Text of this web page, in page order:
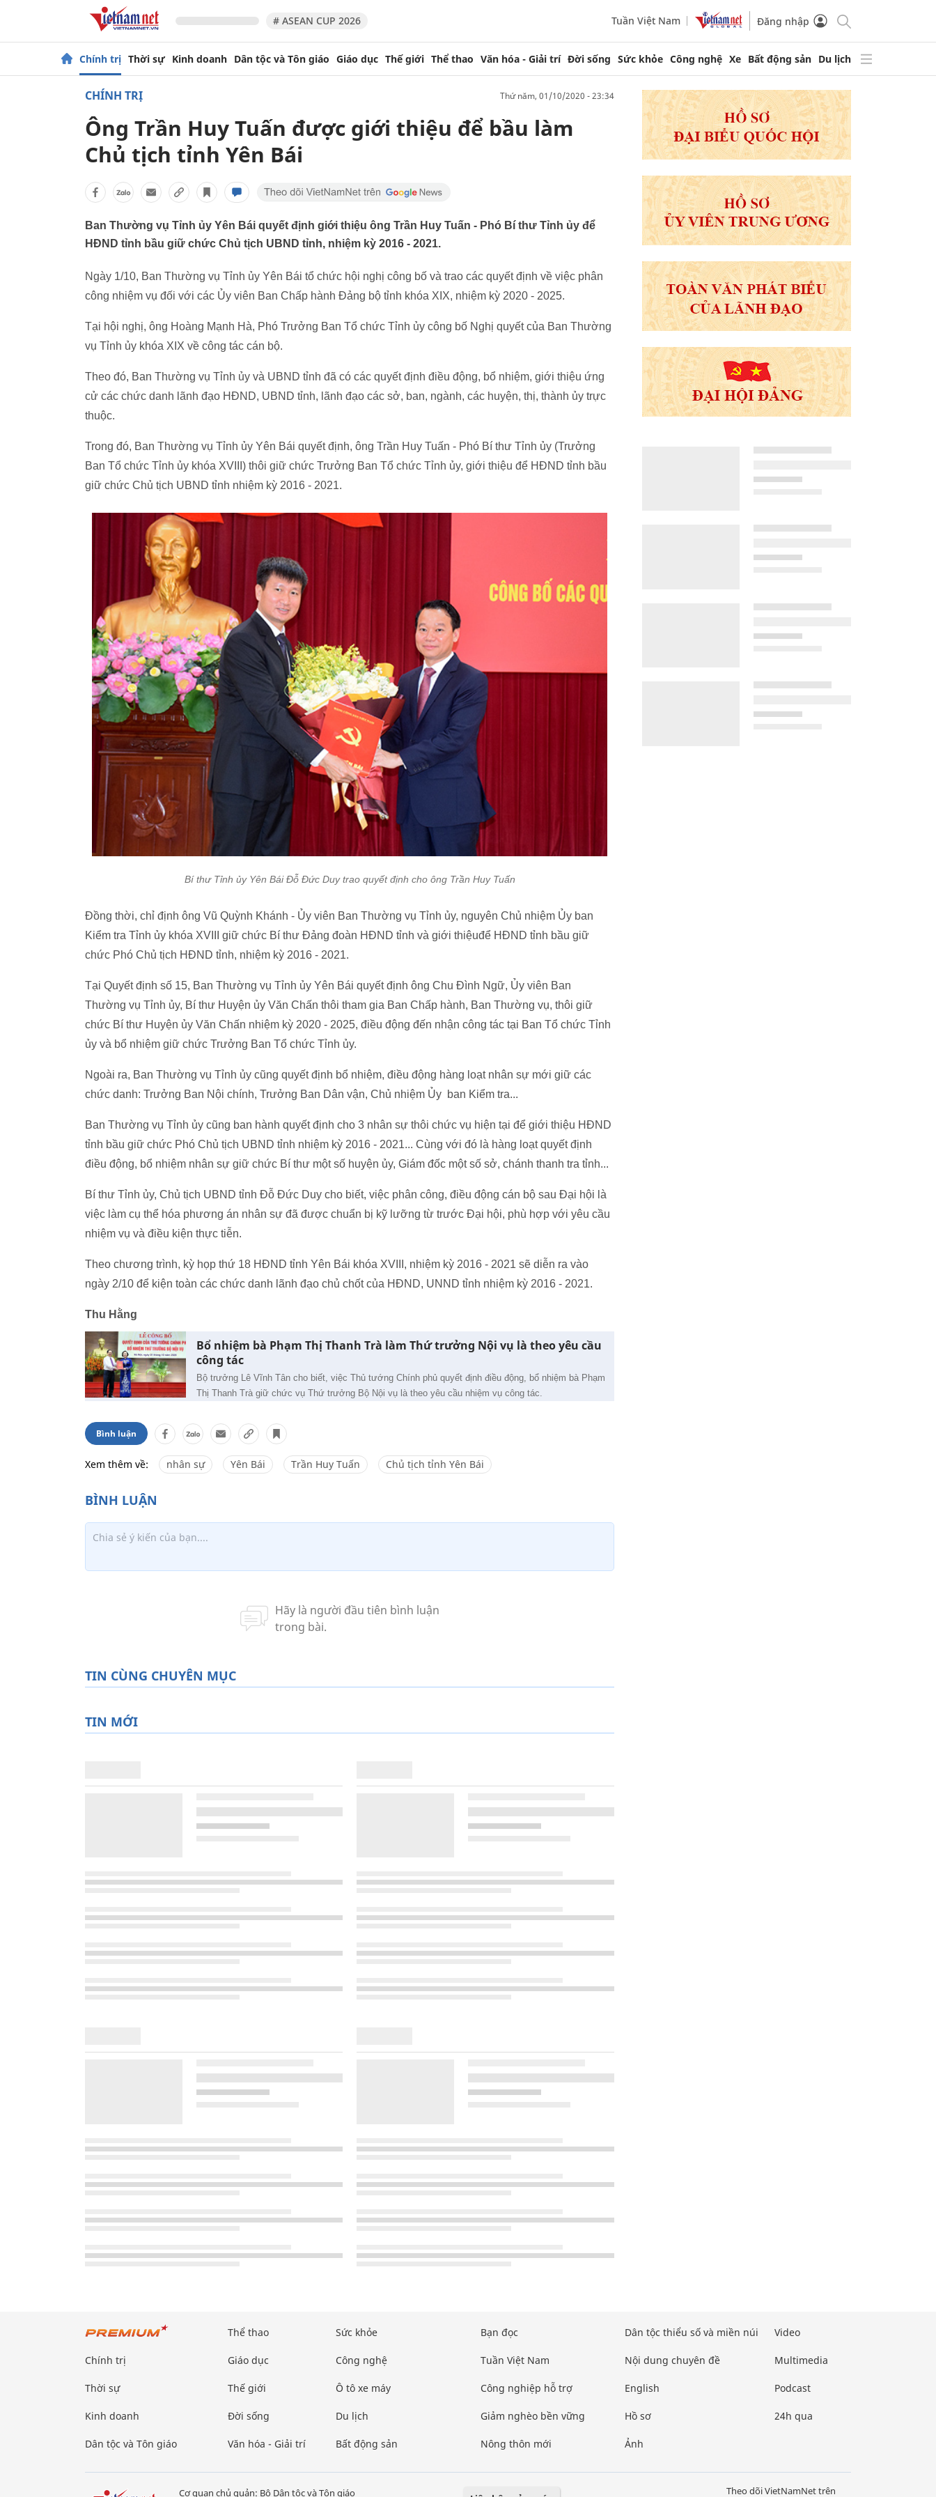
# ASEAN CUP 2026 Tuần Việt Nam Đăng nhập
Chính trị Thời sự Kinh doanh Dân tộc và Tôn giáo Giáo dục Thế giới Thể thao Văn hóa - Giải trí Đời sống Sức khỏe Công nghệ Xe Bất động sản Du lịch
CHÍNH TRỊ thứ năm, 01/10/2020 - 23:34
Ông Trần Huy Tuấn được giới thiệu để bầu làm
Chủ tịch tỉnh Yên Bái
Ban Thường vụ Tỉnh ủy Yên Bái quyết định giới thiệu ông Trần Huy Tuấn - Phó Bí thư Tỉnh ủy để
HĐND tỉnh bầu giữ chức Chủ tịch UBND tỉnh, nhiệm kỳ 2016 - 2021.
Ngày 1/10, Ban Thường vụ Tỉnh ủy Yên Bái tổ chức hội nghị công bố và trao các quyết định về việc phân
công nhiệm vụ đối với các Ủy viên Ban Chấp hành Đảng bộ tỉnh khóa XIX, nhiệm kỳ 2020 - 2025.
Tại hội nghị, ông Hoàng Mạnh Hà, Phó Trưởng Ban Tổ chức Tỉnh ủy công bố Nghị quyết của Ban Thường
vụ Tỉnh ủy khóa XIX về công tác cán bộ.
Theo đó, Ban Thường vụ Tỉnh ủy và UBND tỉnh đã có các quyết định điều động, bổ nhiệm, giới thiệu ứng
cử các chức danh lãnh đạo HĐND, UBND tỉnh, lãnh đạo các sở, ban, ngành, các huyện, thị, thành ủy trực
thuộc.
Trong đó, Ban Thường vụ Tỉnh ủy Yên Bái quyết định, ông Trần Huy Tuấn - Phó Bí thư Tỉnh ủy (Trưởng
Ban Tổ chức Tỉnh ủy khóa XVIII) thôi giữ chức Trưởng Ban Tổ chức Tỉnh ủy, giới thiệu để HĐND tỉnh bầu
giữ chức Chủ tịch UBND tỉnh nhiệm kỳ 2016 - 2021.
Bí thư Tỉnh ủy Yên Bái Đỗ Đức Duy trao quyết định cho ông Trần Huy Tuấn
Đồng thời, chỉ định ông Vũ Quỳnh Khánh - Ủy viên Ban Thường vụ Tỉnh ủy, nguyên Chủ nhiệm Ủy ban
Kiểm tra Tỉnh ủy khóa XVIII giữ chức Bí thư Đảng đoàn HĐND tỉnh và giới thiệuđể HĐND tỉnh bầu giữ
chức Phó Chủ tịch HĐND tỉnh, nhiệm kỳ 2016 - 2021.
Tại Quyết định số 15, Ban Thường vụ Tỉnh ủy Yên Bái quyết định ông Chu Đình Ngữ, Ủy viên Ban
Thường vụ Tỉnh ủy, Bí thư Huyện ủy Văn Chấn thôi tham gia Ban Chấp hành, Ban Thường vụ, thôi giữ
chức Bí thư Huyện ủy Văn Chấn nhiệm kỳ 2020 - 2025, điều động đến nhận công tác tại Ban Tổ chức Tỉnh
ủy và bổ nhiệm giữ chức Trưởng Ban Tổ chức Tỉnh ủy.
Ngoài ra, Ban Thường vụ Tỉnh ủy cũng quyết định bổ nhiệm, điều động hàng loạt nhân sự mới giữ các
chức danh: Trưởng Ban Nội chính, Trưởng Ban Dân vận, Chủ nhiệm Ủy ban Kiểm tra...
Ban Thường vụ Tỉnh ủy cũng ban hành quyết định cho 3 nhân sự thôi chức vụ hiện tại để giới thiệu HĐND
tỉnh bầu giữ chức Phó Chủ tịch UBND tỉnh nhiệm kỳ 2016 - 2021... Cùng với đó là hàng loạt quyết định
điều động, bổ nhiệm nhân sự giữ chức Bí thư một số huyện ủy, Giám đốc một số sở, chánh thanh tra tỉnh...
Bí thư Tỉnh ủy, Chủ tịch UBND tỉnh Đỗ Đức Duy cho biết, việc phân công, điều động cán bộ sau Đại hội là
việc làm cụ thể hóa phương án nhân sự đã được chuẩn bị kỹ lưỡng từ trước Đại hội, phù hợp với yêu cầu
nhiệm vụ và điều kiện thực tiễn.
Theo chương trình, kỳ họp thứ 18 HĐND tỉnh Yên Bái khóa XVIII, nhiệm kỳ 2016 - 2021 sẽ diễn ra vào
ngày 2/10 để kiện toàn các chức danh lãnh đạo chủ chốt của HĐND, UNND tỉnh nhiệm kỳ 2016 - 2021.
Thu Hằng
Bổ nhiệm bà Phạm Thị Thanh Trà làm Thứ trưởng Nội vụ là theo yêu cầu
công tác
Bộ trưởng Lê Vĩnh Tân cho biết, việc Thủ tướng Chính phủ quyết định điều động, bổ nhiệm bà Phạm
Thị Thanh Trà giữ chức vụ Thứ trưởng Bộ Nội vụ là theo yêu cầu nhiệm vụ công tác.
Bình luận
Xem thêm về: nhân sự Yên Bái Trần Huy Tuấn Chủ tịch tỉnh Yên Bái
TIN CÙNG CHUYÊN MỤC
TIN MỚI
Chính trị
Thời sự
Kinh doanh
Dân tộc và Tôn giáo
Thể thao
Giáo dục
Thế giới
Đời sống
Văn hóa - Giải trí
Sức khỏe
Công nghệ
Ô tô xe máy
Du lịch
Bất động sản
Bạn đọc
Tuần Việt Nam
Công nghiệp hỗ trợ
Giảm nghèo bền vững
Nông thôn mới
Dân tộc thiểu số và miền núi
Nội dung chuyên đề
English
Hồ sơ
Ảnh
Video
Multimedia
Podcast
24h qua
Cơ quan chủ quản: Bộ Dân tộc và Tôn giáo Theo dõi VietNamNet trên